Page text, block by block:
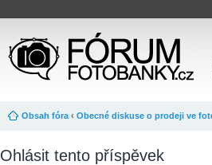
Obsah fóra ‹ Obecné diskuse o prodeji ve
Ohlásit tento příspěvek